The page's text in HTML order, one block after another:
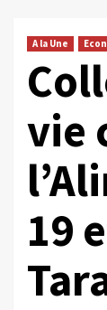
A la Une
vie
19